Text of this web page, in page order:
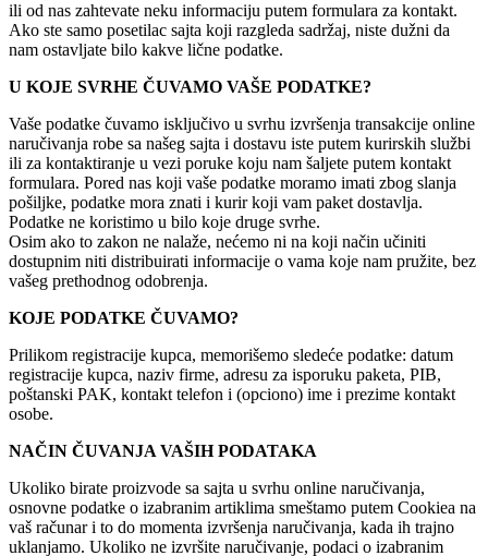
ili od nas zahtevate neku informaciju putem formulara za kontakt.
Ako ste samo posetilac sajta koji razgleda sadržaj, niste dužni da
nam ostavljate bilo kakve lične podatke.
U KOJE SVRHE ČUVAMO VAŠE PODATKE?
Vaše podatke čuvamo isključivo u svrhu izvršenja transakcije online
naručivanja robe sa našeg sajta i dostavu iste putem kurirskih službi
ili za kontaktiranje u vezi poruke koju nam šaljete putem kontakt
formulara. Pored nas koji vaše podatke moramo imati zbog slanja
pošiljke, podatke mora znati i kurir koji vam paket dostavlja.
Podatke ne koristimo u bilo koje druge svrhe.
Osim ako to zakon ne nalaže, nećemo ni na koji način učiniti
dostupnim niti distribuirati informacije o vama koje nam pružite, bez
vašeg prethodnog odobrenja.
KOJE PODATKE ČUVAMO?
Prilikom registracije kupca, memorišemo sledeće podatke: datum
registracije kupca, naziv firme, adresu za isporuku paketa, PIB,
poštanski PAK, kontakt telefon i (opciono) ime i prezime kontakt
osobe.
NAČIN ČUVANJA VAŠIH PODATAKA
Ukoliko birate proizvode sa sajta u svrhu online naručivanja,
osnovne podatke o izabranim artiklima smeštamo putem Cookiea na
vaš računar i to do momenta izvršenja naručivanja, kada ih trajno
uklanjamo. Ukoliko ne izvršite naručivanje, podaci o izabranim